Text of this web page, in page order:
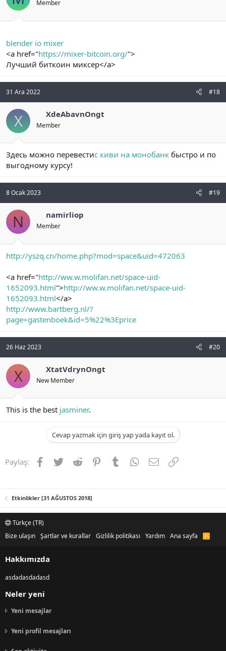
Member
blender io mixer
<a href="https://mixer-bitcoin.org/">
Лучший биткоин миксер</a>
31 Ara 2022 #18
X XdeAbavnOngt
Member
Здесь можно перевестис киви на монобанк быстро и по
выгодному курсу!
8 Ocak 2023 #19
N namirliop
Member
http://yszq.cn/home.php?mod=space&uid=472063
<a href="http://ww.w.molifan.net/space-uid-
1652093.html">http://ww.w.molifan.net/space-uid-
1652093.html</a>
http://www.bartberg.nl/?
page=gastenboek&id=5%22%3Eprice
26 Haz 2023 #20
X XtatVdrynOngt
New Member
This is the best jasminer.
Cevap yazmak için giriş yap yada kayıt ol.
Paylaş: Facebook
TwitterReddit PinterestTumblrWhatsApp
E-postaLink
Etkinlikler [31 AĞUSTOS 2018]
Türkçe (TR)
Bize ulaşın Şartlar ve kurallar Gizlilik politikası Yardım Ana sayfa
R
Hakkımızda
asdadasdadasd
Neler yeni
Yeni mesajlar
Yeni profil mesajları